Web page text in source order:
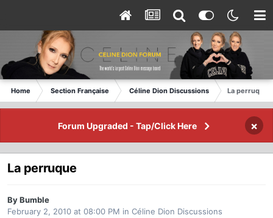
Home Section Française Céline Dion Discussions La perruque
Forum Upgraded - Tap/Click Here ×
La perruque
By Bumble
February 2, 2010 at 08:00 PM in Céline Dion Discussions